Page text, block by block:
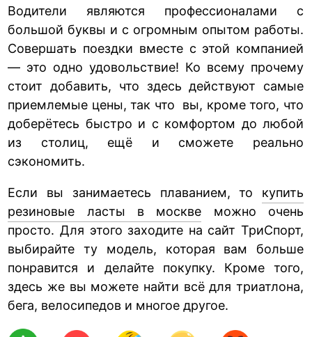
Водители являются профессионалами с
большой буквы и с огромным опытом работы.
Совершать поездки вместе с этой компанией
— это одно удовольствие! Ко всему прочему
стоит добавить, что здесь действуют самые
приемлемые цены, так что вы, кроме того, что
доберётесь быстро и с комфортом до любой
из столиц, ещё и сможете реально
сэкономить.
Если вы занимаетесь плаванием, то купить
резиновые ласты в москве можно очень
просто. Для этого заходите на сайт ТриСпорт,
выбирайте ту модель, которая вам больше
понравится и делайте покупку. Кроме того,
здесь же вы можете найти всё для триатлона,
бега, велосипедов и многое другое.